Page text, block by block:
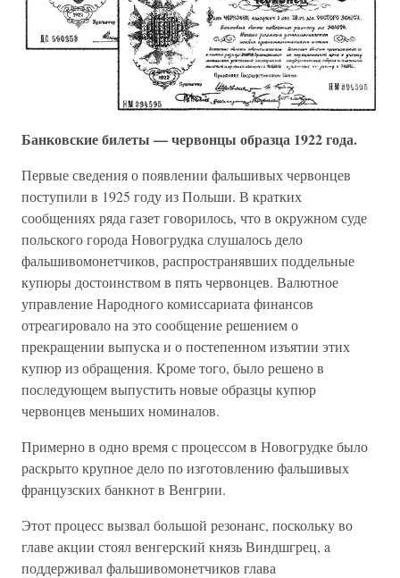
Банковские билеты — червонцы образца 1922 года.
Первые сведения о появлении фальшивых червонцев
поступили в 1925 году из Польши. В кратких
сообщениях ряда газет говорилось, что в окружном суде
польского города Новогрудка слушалось дело
фальшивомонетчиков, распространявших поддельные
купюры достоинством в пять червонцев. Валютное
управление Народного комиссариата финансов
отреагировало на это сообщение решением о
прекращении выпуска и о постепенном изъятии этих
купюр из обращения. Кроме того, было решено в
последующем выпустить новые образцы купюр
червонцев меньших номиналов.
Примерно в одно время с процессом в Новогрудке было
раскрыто крупное дело по изготовлению фальшивых
французских банкнот в Венгрии.
Этот процесс вызвал большой резонанс, поскольку во
главе акции стоял венгерский князь Виндшгрец, a
поддерживал фальшивомонетчиков глава